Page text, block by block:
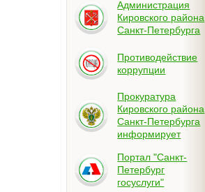
Администрация
Кировского района
Санкт-Петербурга
Противодействие
коррупции
Прокуратура
Кировского района
Санкт-Петербурга
информирует
Портал "Санкт-
Петербург
госуслуги"